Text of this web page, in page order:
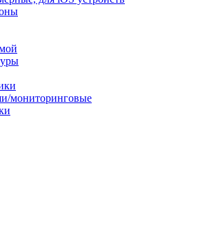
мониторинговые